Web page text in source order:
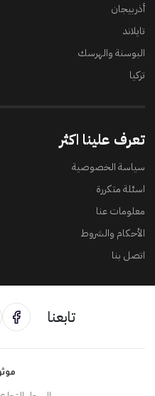
أذربيجان
تايلاند
البوسنة والهرسك
تركيا
تعرف علينا اكثر
سياسة الخصوصية
اسئلة متكررة
معلومات عنا
الأحكام والشروط
اتصل بنا
تابعنا